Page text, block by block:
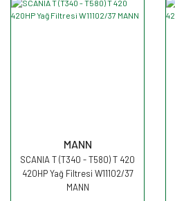
MANN
SCANIA T (T340 - T580) T 420
420HP Yağ Filtresi W11102/37
MANN